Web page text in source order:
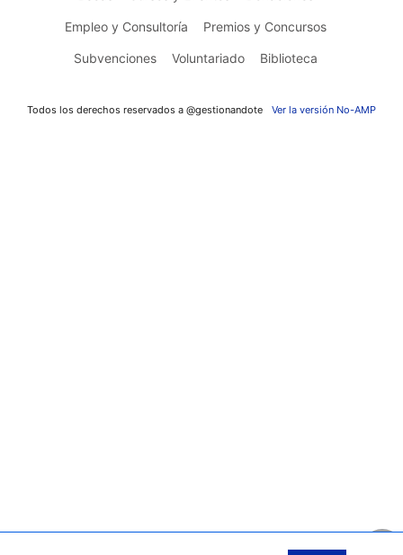
Empleo y Consultoría Premios y Concursos
Subvenciones Voluntariado Biblioteca
Todos los derechos reservados a @gestionandote Ver la versión No-AMP